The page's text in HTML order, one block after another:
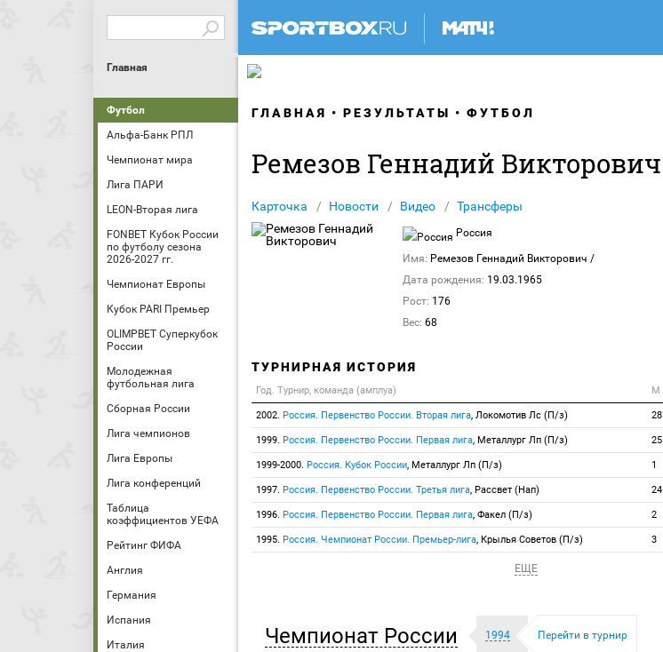
Главная
Футбол
Альфа-Банк РПЛ
Чемпионат мира
Лига ПАРИ
LEON-Вторая лига
FONBET Кубок России
по футболу сезона
2026-2027 гг.
Чемпионат Европы
Кубок PARI Премьер
OLIMPBET Суперкубок
России
Молодежная
футбольная лига
Сборная России
Лига чемпионов
Лига Европы
Лига конференций
Таблица
коэффициентов УЕФА
Рейтинг ФИФА
Англия
Германия
Испания
Италия
ГЛАВНАЯ РЕЗУЛЬТАТЫ ФУТБОЛ
Ремезов Геннадий Викторович
Карточка Новости Видео Трансферы
Россия
Имя: Ремезов Геннадий Викторович /
Дата рождения: 19.03.1965
Рост: 176
Вес: 68
ТУРНИРНАЯ ИСТОРИЯ
Год. Турнир, команда (амплуа) М
2002. Россия. Первенство России. Вторая лига, Локомотив Лс (П/з) 28
1999. Россия. Первенство России. Первая лига, Металлург Лп (П/з) 25
1999-2000. Россия. Кубок России, Металлург Лп (П/з) 1
1997. Россия. Первенство России. Третья лига, Рассвет (Нап) 24
1996. Россия. Первенство России. Первая лига, Факел (П/з) 2
1995. Россия. Чемпионат России. Премьер-лига, Крылья Советов (П/з) 3
ЕЩЕ
Чемпионат России 1994 Перейти в турнир